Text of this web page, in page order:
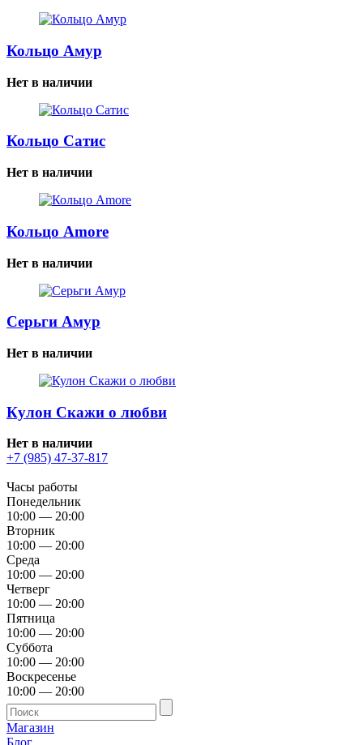
Кольцо Амур
Нет в наличии
Кольцо Сатис
Нет в наличии
Кольцо Amore
Нет в наличии
Серьги Амур
Нет в наличии
Кулон Скажи о любви
Нет в наличии
+7 (985) 47-37-817
Часы работы
Понедельник
10:00 — 20:00
Вторник
10:00 — 20:00
Среда
10:00 — 20:00
Четверг
10:00 — 20:00
Пятница
10:00 — 20:00
Суббота
10:00 — 20:00
Воскресенье
10:00 — 20:00
Магазин